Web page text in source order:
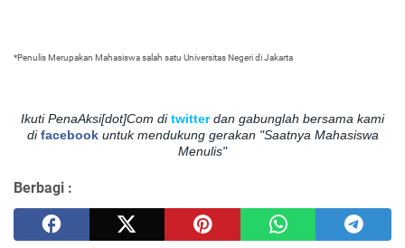
*Penulis Merupakan Mahasiswa salah satu Universitas Negeri di Jakarta
Ikuti PenaAksi[dot]Com ditwitter dan gabunglah bersama kami
difacebook untuk mendukung gerakan "Saatnya Mahasiswa
Menulis"
Berbagi :